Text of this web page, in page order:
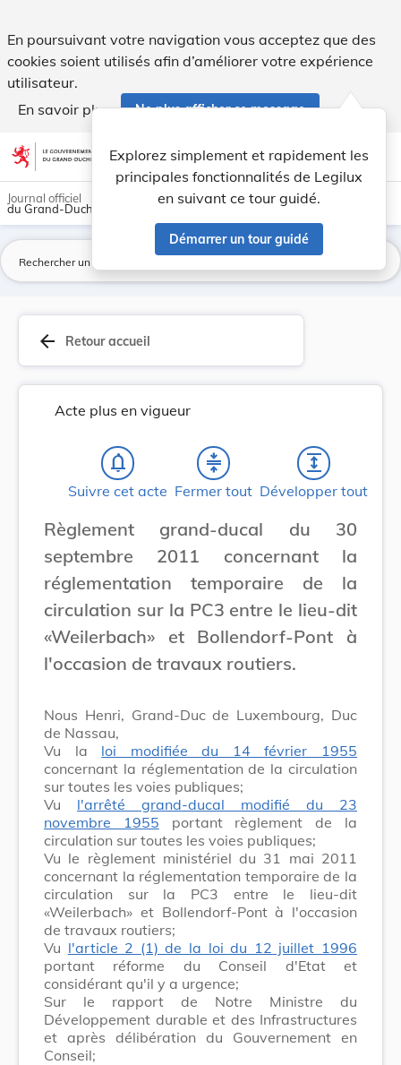
En poursuivant votre navigation vous acceptez que des
cookies soient utilisés afin d’améliorer votre expérience
utilisateur.
En savoir plus
Ne plus afficher ce message
Aller au contenu account_circle help Aide
Explorez simplement et rapidement les
principales fonctionnalités de Legilux
en suivant ce tour guidé.
Démarrer un tour guidé
light_mode dark_mode
Journal officiel
du Grand-Duché de Luxembourg
arrow_back Retour accueil
Acte plus en vigueur
notifications_none
Suivre cet acte
compress
Fermer tout
expand
Développer tout
Règlement grand-ducal du 30
septembre 2011 concernant la
réglementation temporaire de la
circulation sur la PC3 entre le lieu-dit
«Weilerbach» et Bollendorf-Pont à
l'occasion de travaux routiers.
Nous Henri, Grand-Duc de Luxembourg, Duc
de Nassau,
Vu la loi modifiée du 14 février 1955
concernant la réglementation de la circulation
sur toutes les voies publiques;
Vu l'arrêté grand-ducal modifié du 23
novembre 1955 portant règlement de la
circulation sur toutes les voies publiques;
Vu le règlement ministériel du 31 mai 2011
concernant la réglementation temporaire de la
circulation sur la PC3 entre le lieu-dit
«Weilerbach» et Bollendorf-Pont à l'occasion
de travaux routiers;
Vu l'article 2 (1) de la loi du 12 juillet 1996
portant réforme du Conseil d'Etat et
considérant qu'il y a urgence;
Sur le rapport de Notre Ministre du
Développement durable et des Infrastructures
et après délibération du Gouvernement en
Conseil;